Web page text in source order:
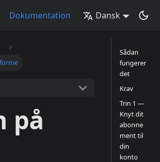
Dokumentation Dansk
på
Sådan
fungerer
det
Krav
Trin 1 —
Knyt dit
abonne
ment til
din
konto